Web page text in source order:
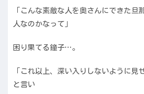
「こんな素敵な人を奥さんにできた旦
人なのかなって」
困り果てる鐘子…。
「これ以上、深い入りしないように見
と言い